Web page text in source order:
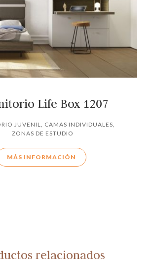
Life Box 1207
JUVENIL CAMAS INDIVIDUALES
ZONAS DE ESTUDIO
MÁS INFORMACIÓN
relacionados